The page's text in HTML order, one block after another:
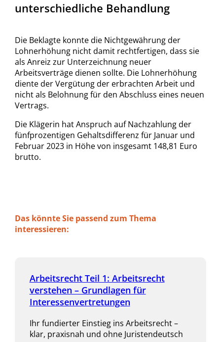
unterschiedliche Behandlung
Die Beklagte konnte die Nichtgewährung der
Lohnerhöhung nicht damit rechtfertigen, dass sie
als Anreiz zur Unterzeichnung neuer
Arbeitsverträge dienen sollte. Die Lohnerhöhung
diente der Vergütung der erbrachten Arbeit und
nicht als Belohnung für den Abschluss eines neuen
Vertrags.
Die Klägerin hat Anspruch auf Nachzahlung der
fünfprozentigen Gehaltsdifferenz für Januar und
Februar 2023 in Höhe von insgesamt 148,81 Euro
brutto.
Das könnte Sie passend zum Thema
interessieren:
Arbeitsrecht Teil 1: Arbeitsrecht
verstehen – Grundlagen für
Interessenvertretungen
Ihr fundierter Einstieg ins Arbeitsrecht –
klar, praxisnah und ohne Juristendeutsch